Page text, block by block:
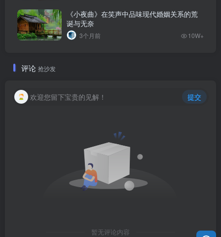
《小夜曲》在笑声中品味现代婚姻关系的荒
诞与无奈
3个月前 10W+
评论 抢沙发
欢迎您留下宝贵的见解！ 提交
暂无评论内容